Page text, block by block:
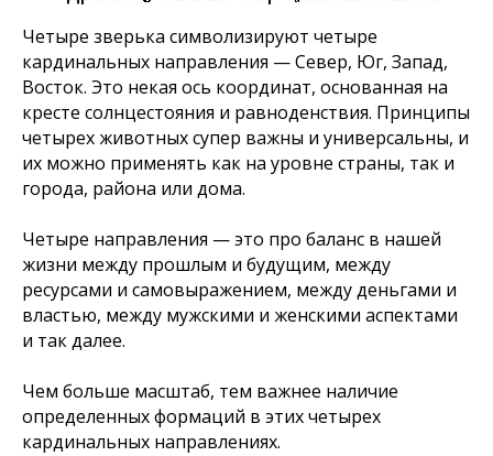
Четыре зверька символизируют четыре
кардинальных направления — Север, Юг, Запад,
Восток. Это некая ось координат, основанная на
кресте солнцестояния и равноденствия. Принципы
четырех животных супер важны и универсальны, и
их можно применять как на уровне страны, так и
города, района или дома.
Четыре направления — это про баланс в нашей
жизни между прошлым и будущим, между
ресурсами и самовыражением, между деньгами и
властью, между мужскими и женскими аспектами
и так далее.
Чем больше масштаб, тем важнее наличие
определенных формаций в этих четырех
кардинальных направлениях.